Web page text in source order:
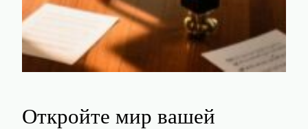
Откройте мир вашей